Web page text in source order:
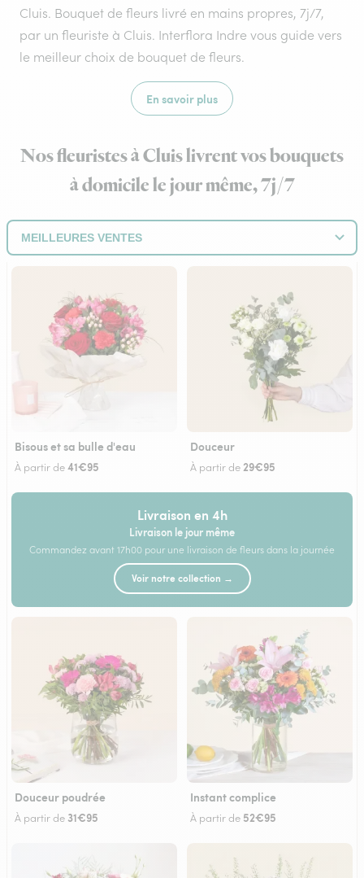
Cluis. Bouquet de fleurs livré en mains propres, 7j/7,
par un fleuriste à Cluis. Interflora Indre vous guide vers
le meilleur choix de bouquet de fleurs.
En savoir plus
Nos fleuristes à Cluis livrent vos bouquets
à domicile le jour même, 7j/7
Bisous et sa bulle d'eau
À partir de41€95
Douceur
À partir de29€95
Livraison en 4h
Livraison le jour même
Commandez avant 17h00 pour une livraison de fleurs dans la journée
Voir notre collection →
Douceur poudrée
À partir de 31€95
Instant complice
À partir de 52€95